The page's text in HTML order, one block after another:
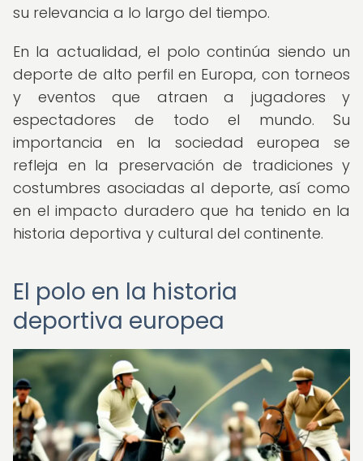
su relevancia a lo largo del tiempo.
En la actualidad, el polo continúa siendo un
deporte de alto perfil en Europa, con torneos
y eventos que atraen a jugadores y
espectadores de todo el mundo. Su
importancia en la sociedad europea se
refleja en la preservación de tradiciones y
costumbres asociadas al deporte, así como
en el impacto duradero que ha tenido en la
historia deportiva y cultural del continente.
El polo en la historia
deportiva europea